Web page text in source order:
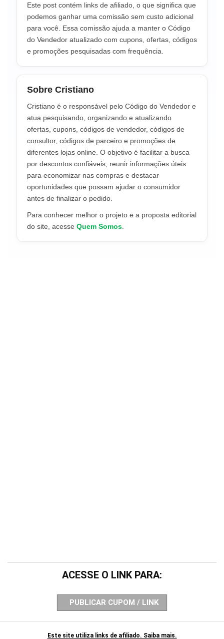
Este post contém links de afiliado, o que significa que
podemos ganhar uma comissão sem custo adicional
para você. Essa comissão ajuda a manter o Código
do Vendedor atualizado com cupons, ofertas, códigos
e promoções pesquisadas com frequência.
Sobre Cristiano
Cristiano é o responsável pelo Código do Vendedor e
atua pesquisando, organizando e atualizando
ofertas, cupons, códigos de vendedor, códigos de
consultor, códigos de parceiro e promoções de
diferentes lojas online. O objetivo é facilitar a busca
por descontos confiáveis, reunir informações úteis
para economizar nas compras e destacar
oportunidades que possam ajudar o consumidor
antes de finalizar o pedido.
Para conhecer melhor o projeto e a proposta editorial
do site, acesse Quem Somos
ACESSE O LINK PARA:
PUBLICAR CUPOM / LINK
Este site utiliza links de afiliado. Saiba mais.